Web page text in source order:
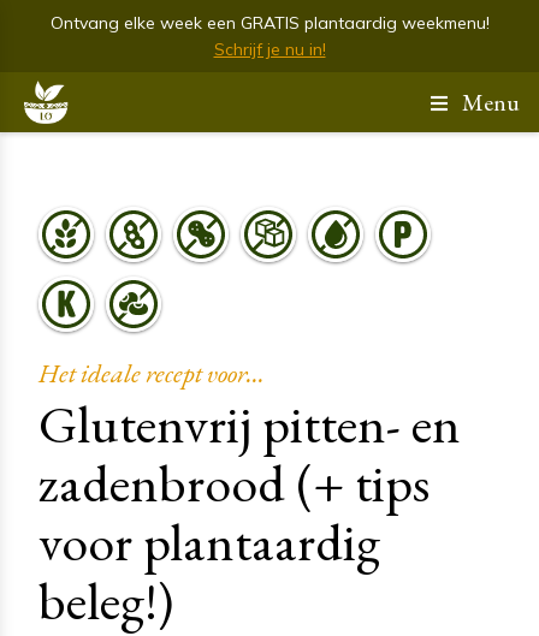
Ontvang elke week een GRATIS plantaardig weekmenu!
Schrijf je nu in!
Menu
Het ideale recept voor...
Glutenvrij pitten- en
zadenbrood (+ tips
voor plantaardig
beleg!)